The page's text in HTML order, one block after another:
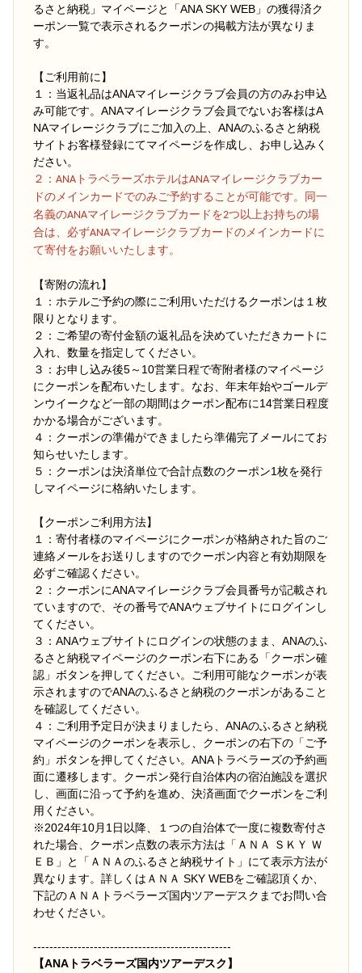
るさと納税」マイページと「ANA SKY WEB」の獲得済ク
ーポン一覧で表示されるクーポンの掲載方法が異なりま
す。
【ご利用前に】
１：当返礼品はANAマイレージクラブ会員の方のみお申込
み可能です。ANAマイレージクラブ会員でないお客様はA
NAマイレージクラブにご加入の上、ANAのふるさと納税
サイトお客様登録にてマイページを作成し、お申し込みく
ださい。
２ ：ANAトラベラーズホテルはANAマイレージクラブカー
ドのメインカードでのみご予約することが可能です。同一
名義のANAマイレージクラブカードを2つ以上お持ちの場
合は、必ずANAマイレージクラブカードのメインカードに
て寄付をお願いいたします。
【寄附の流れ】
１：ホテルご予約の際にご利用いただけるクーポンは１枚
限りとなります。
２：ご希望の寄付金額の返礼品を決めていただきカートに
入れ、数量を指定してください。
３：お申し込み後5～10営業日程で寄附者様のマイページ
にクーポンを配布いたします。なお、年末年始やゴールデ
ンウイークなど一部の期間はクーポン配布に14営業日程度
かかる場合がございます。
４：クーポンの準備ができましたら準備完了メールにてお
知らせいたします。
５：クーポンは決済単位で合計点数のクーポン1枚を発行
しマイページに格納いたします。
【クーポンご利用方法】
１：寄付者様のマイページにクーポンが格納された旨のご
連絡メールをお送りしますのでクーポン内容と有効期限を
必ずご確認ください。
２：クーポンにANAマイレージクラブ会員番号が記載され
ていますので、その番号でANAウェブサイトにログインし
てください。
３：ANAウェブサイトにログインの状態のまま、ANAのふ
るさと納税マイページのクーポン右下にある「クーポン確
認」ボタンを押してください。ご利用可能なクーポンが表
示されますのでANAのふるさと納税のクーポンがあること
を確認してください。
４：ご利用予定日が決まりましたら、ANAのふるさと納税
マイページのクーポンを表示し、クーポンの右下の「ご予
約」ボタンを押してください。ANAトラベラーズの予約画
面に遷移します。クーポン発行自治体内の宿泊施設を選択
し、画面に沿って予約を進め、決済画面でクーポンをご利
用ください。
※2024年10月1日以降、１つの自治体で一度に複数寄付さ
れた場合、クーポン点数の表示方法は「ＡＮＡ ＳＫＹ Ｗ
ＥＢ」と「ＡＮＡのふるさと納税サイト」にて表示方法が
異なります。詳しくはＡＮＡ SKY WEBをご確認頂くか、
下記のＡＮＡトラベラーズ国内ツアーデスクまでお問い合
わせください。
-------------------------------------------------
【ANAトラベラーズ国内ツアーデスク】